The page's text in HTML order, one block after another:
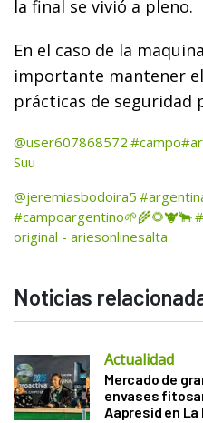
la final se vivió a pleno.
En el caso de la
importante mantener
prácticas de seguridad
@user607868572 #campo
Suu
@jeremiasbodoira5
#campoargentino🌱🌾🌻🐮🐂
original - ariesonlinesalta
Noticias
Actualidad
Mercado de
envases
Aapresid en